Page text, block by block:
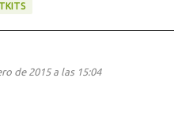
de 2015 a las 15:04